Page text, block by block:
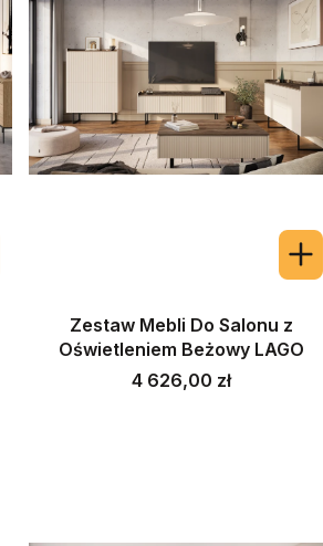
Zestaw Mebli Do Salonu z
Oświetleniem Beżowy LAGO
Cena
4 626,00 zł